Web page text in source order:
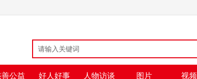
公益 好人好事 人物访谈 图片 视频